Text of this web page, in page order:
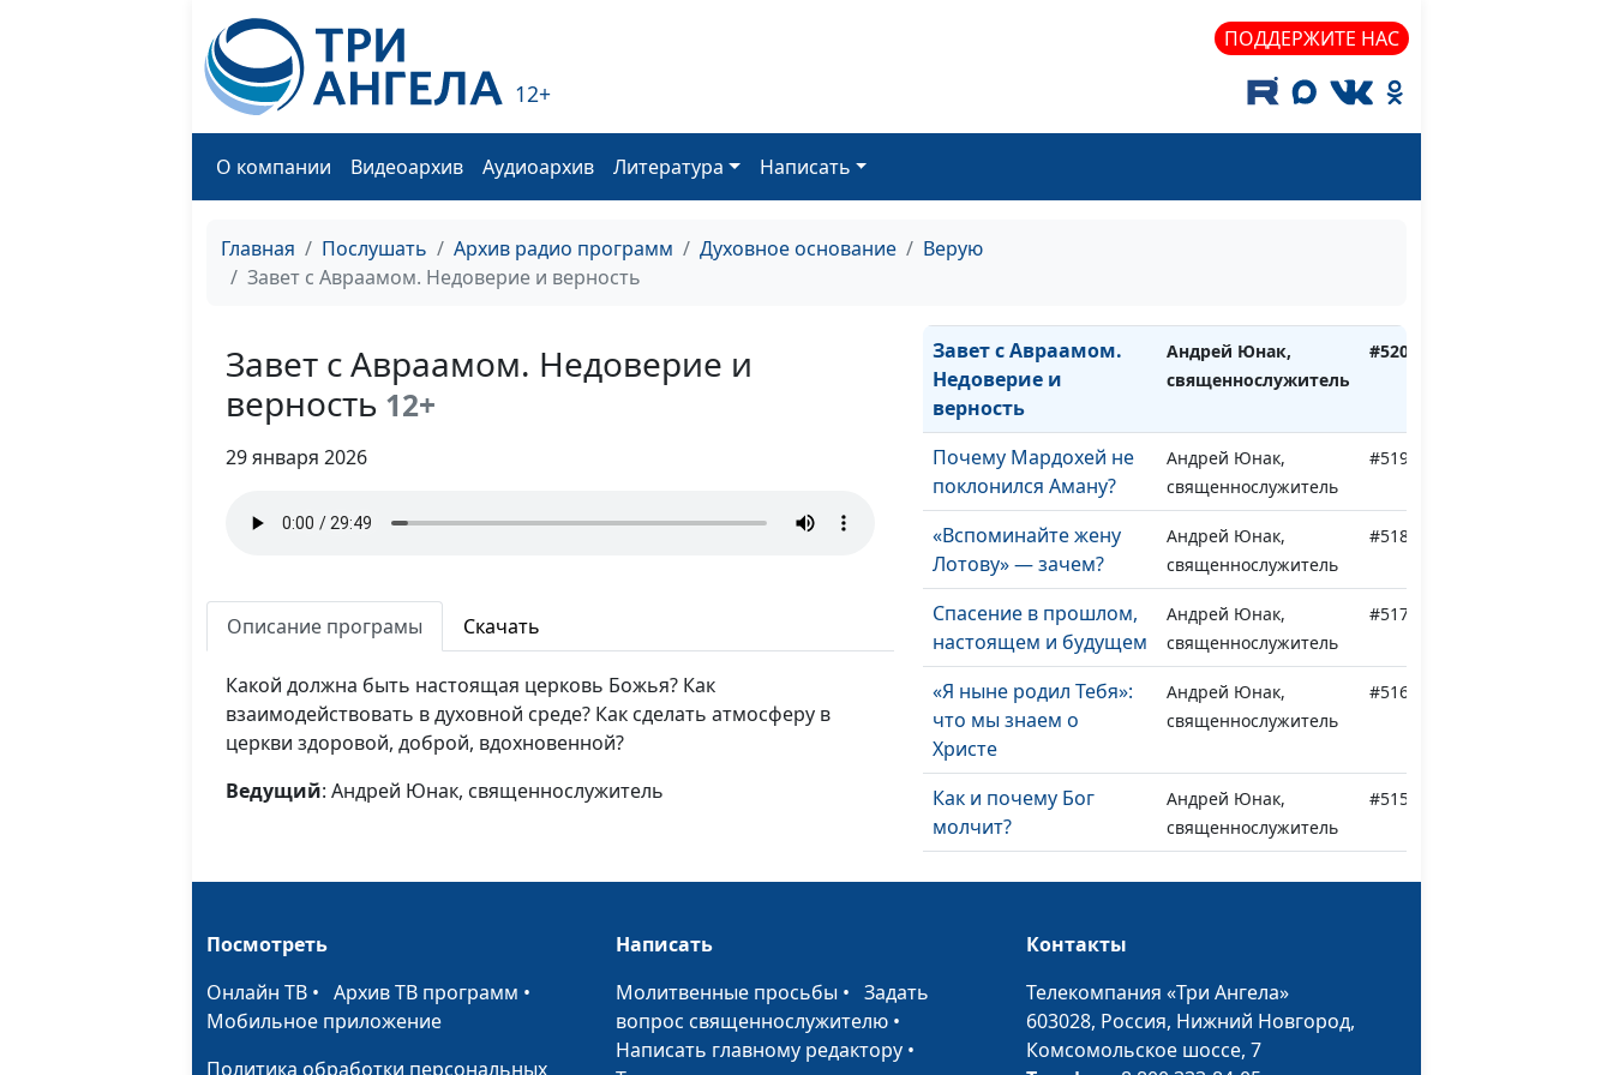
12+
ПОДДЕРЖИТЕ НАС
О компании Видеоархив Аудиоархив Литература Написать
Главная Послушать Архив радио программ Духовное основание
Верую
Завет с Авраамом. Недоверие и верность
Завет с Авраамом. Недоверие и
верность 12+
29 января 2026
Описание програмы Скачать
Какой должна быть настоящая церковь Божья? Как
взаимодействовать в духовной среде? Как сделать атмосферу в
церкви здоровой, доброй, вдохновенной?
Ведущий: Андрей Юнак, священнослужитель
Андрей Юнак,
священнослужитель
#523
свидетельство —
священнослужитель
Завет с Авраамом.
Недоверие и
верность
Андрей Юнак,
священнослужитель
#520
Почему Мардохей не
поклонился Аману?
Андрей Юнак,
священнослужитель
#519
«Вспоминайте жену
Лотову» — зачем?
Андрей Юнак,
священнослужитель
#518
Спасение в прошлом,
настоящем и будущем
Андрей Юнак,
священнослужитель
#517
«Я ныне родил Тебя»:
что мы знаем о
Христе
Андрей Юнак,
священнослужитель
#516
Как и почему Бог
молчит?
Андрей Юнак,
священнослужитель
#515
Армагеддон - что
Андрей Юнак,
#514
Не давайте место
Андрей Юнак,
священнослужитель
Увидеть Бога и не Андрей Юнак,
Посмотреть
Онлайн ТВ • Архив ТВ программ •
Мобильное приложение
Политика обработки персональных
Написать
Молитвенные просьбы •Задать
вопрос священнослужителю •
Написать главному редактору •
Контакты
Телекомпания «Три Ангела»
603028, Россия, Нижний Новгород,
Комсомольское шоссе, 7